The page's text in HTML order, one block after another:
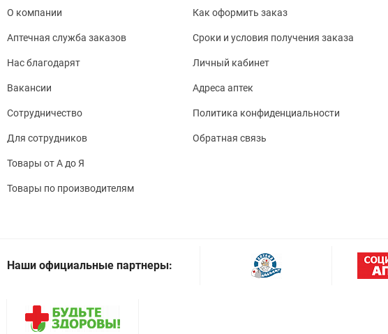
О компании
Аптечная служба заказов
Нас благодарят
Вакансии
Сотрудничество
Для сотрудников
Товары от А до Я
Товары по производителям
Как оформить заказ
Сроки и условия получения заказа
Личный кабинет
Адреса аптек
Политика конфиденциальности
Обратная связь
Наши официальные партнеры: